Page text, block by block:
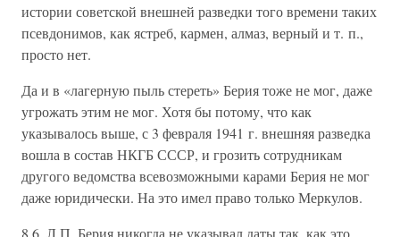
истории советской внешней разведки того времени таких
псевдонимов, как ястреб, кармен, алмаз, верный и т. п.,
просто нет.
Да и в «лагерную пыль стереть» Берия тоже не мог, даже
угрожать этим не мог. Хотя бы потому, что как
указывалось выше, с 3 февраля 1941 г. внешняя разведка
вошла в состав НКГБ СССР, и грозить сотрудникам
другого ведомства всевозможными карами Берия не мог
даже юридически. На это имел право только Меркулов.
8.6. Л.П. Берия никогда не указывал даты так, как это